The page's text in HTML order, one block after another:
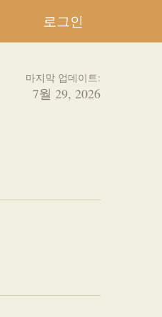
로그인
마지막 업데이트:
7월 29, 2026